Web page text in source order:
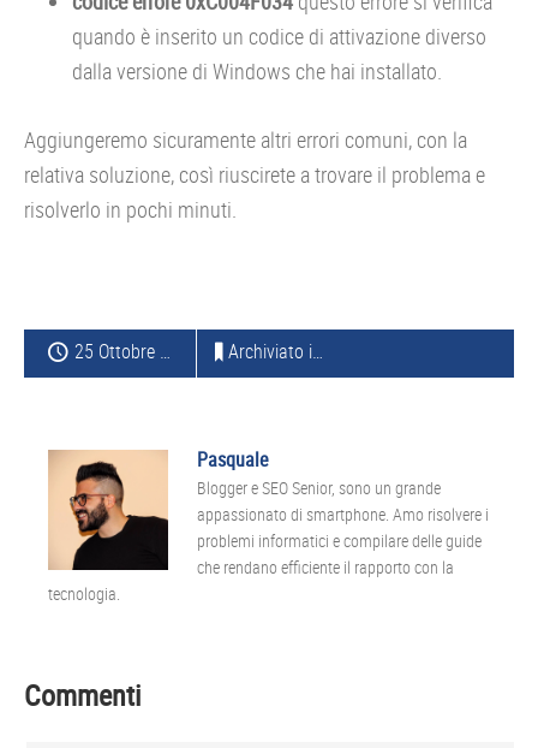
quando è inserito un codice di attivazione diverso
dalla versione di Windows che hai installato.
Aggiungeremo sicuramente altri errori comuni, con la
relativa soluzione, così riuscirete a trovare il problema e
risolverlo in pochi minuti.
25 Ottobre 2016 Archiviato in:
Pasquale
Blogger e SEO Senior, sono un grande
appassionato di smartphone. Amo risolvere i
problemi informatici e compilare delle guide
che rendano efficiente il rapporto con la
tecnologia.
Interazioni
Commenti